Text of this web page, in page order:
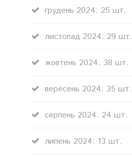
грудень 2024: 25 шт.
листопад 2024: 29 шт.
жовтень 2024: 38 шт.
вересень 2024: 35 шт.
серпень 2024: 24 шт.
липень 2024: 13 шт.